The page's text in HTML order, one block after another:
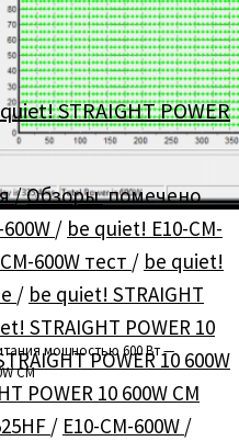
мощностью 600 Вт —
CM
STRAIGHT POWER
/Обзорыпомечено
/ be quiet! E10-CM-
600W тест / be quiet!
/ be quiet! STRAIGHT
STRAIGHT POWER 10
POWER 10 600W
POWER 10 600W CM
/ E10-CM-600W /